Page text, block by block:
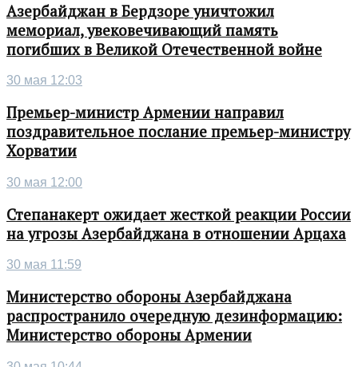
Азербайджан в Бердзоре уничтожил
мемориал, увековечивающий память
погибших в Великой Отечественной войне
30 мая 12:03
Премьер-министр Армении направил
поздравительное послание премьер-министру
Хорватии
30 мая 12:00
Степанакерт ожидает жесткой реакции России
на угрозы Азербайджана в отношении Арцаха
30 мая 11:59
Министерство обороны Азербайджана
распространило очередную дезинформацию:
Министерство обороны Армении